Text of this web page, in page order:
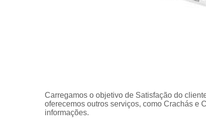
Carregamos o objetivo de Satisfação do
oferecemos outros serviços, como Crachás e
informações.